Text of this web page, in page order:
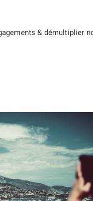
& démultiplier